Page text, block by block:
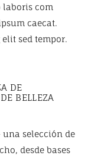
laboris com
caecat.
sed tempor.
DE
BELLEZA
una selección de
desde bases